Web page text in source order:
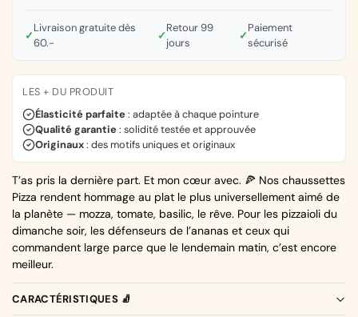
✓
Livraison gratuite dès
60.-
✓
Retour 99
jours
✓
Paiement
sécurisé
LES + DU PRODUIT
Élasticité parfaite : adaptée à chaque pointure
Qualité garantie : solidité testée et approuvée
Originaux: des motifs uniques et originaux
T’as pris la dernière part. Et mon cœur avec. 🍕 Nos chaussettes
Pizza rendent hommage au plat le plus universellement aimé de
la planète — mozza, tomate, basilic, le rêve. Pour les pizzaioli du
dimanche soir, les défenseurs de l’ananas et ceux qui
commandent large parce que le lendemain matin, c’est encore
meilleur.
CARACTÉRISTIQUES 🧦